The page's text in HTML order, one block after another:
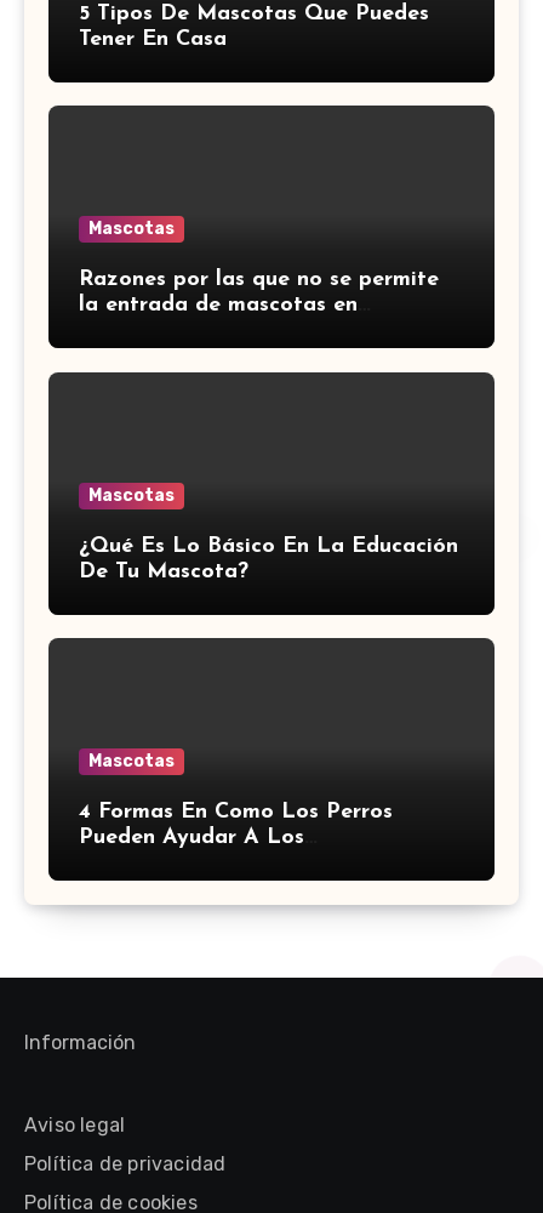
5 Tipos De Mascotas Que Puedes
Tener En Casa
Mascotas
Razones por las que no se permite
la entrada de mascotas en
extranjeros.
Mascotas
¿Qué Es Lo Básico En La Educación
De Tu Mascota?
Mascotas
4 Formas En Como Los Perros
Pueden Ayudar A Los
Información
Aviso legal
Política de privacidad
Política de cookies